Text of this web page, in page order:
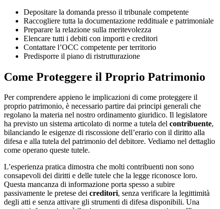
Depositare la domanda presso il tribunale competente
Raccogliere tutta la documentazione reddituale e patrimoniale
Preparare la relazione sulla meritevolezza
Elencare tutti i debiti con importi e creditori
Contattare l’OCC competente per territorio
Predisporre il piano di ristrutturazione
Come Proteggere il Proprio Patrimonio
Per comprendere appieno le implicazioni di come proteggere il
proprio patrimonio, è necessario partire dai principi generali che
regolano la materia nel nostro ordinamento giuridico. Il legislatore
ha previsto un sistema articolato di norme a tutela del contribuente,
bilanciando le esigenze di riscossione dell’erario con il diritto alla
difesa e alla tutela del patrimonio del debitore. Vediamo nel dettaglio
come operano queste tutele.
L’esperienza pratica dimostra che molti contribuenti non sono
consapevoli dei diritti e delle tutele che la legge riconosce loro.
Questa mancanza di informazione porta spesso a subire
passivamente le pretese dei creditori, senza verificare la legittimità
degli atti e senza attivare gli strumenti di difesa disponibili. Una